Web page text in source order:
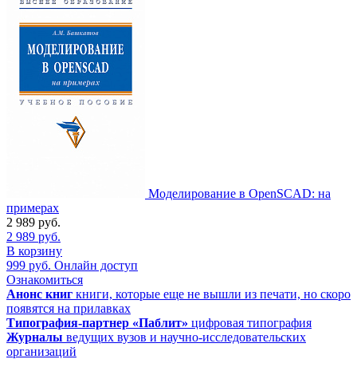
Моделирование в OpenSCAD: на
примерах
2 989 руб.
2 989 руб.
В корзину
999 руб. Онлайн доступ
Ознакомиться
Анонс книг книги, которые еще не вышли из печати, но скоро
появятся на прилавках
Типография-партнер «Паблит» цифровая типография
Журналы ведущих вузов и научно-исследовательских
организаций